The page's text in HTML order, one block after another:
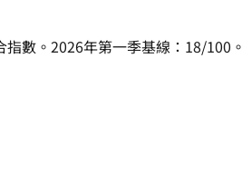
數。2026年第一季基線：18/100。